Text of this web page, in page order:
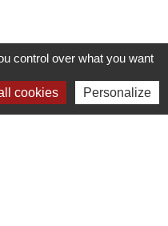
control over what you want
cookies Personalize